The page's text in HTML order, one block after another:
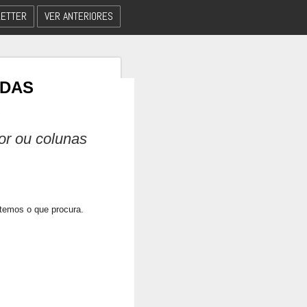
VER ANTERIORES
ou colunas
o que procura.